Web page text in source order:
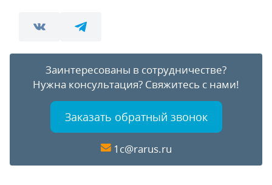
Заинтересованы в сотрудничестве?
Нужна консультация? Свяжитесь с нами!
Заказать обратный звонок
1c@rarus.ru